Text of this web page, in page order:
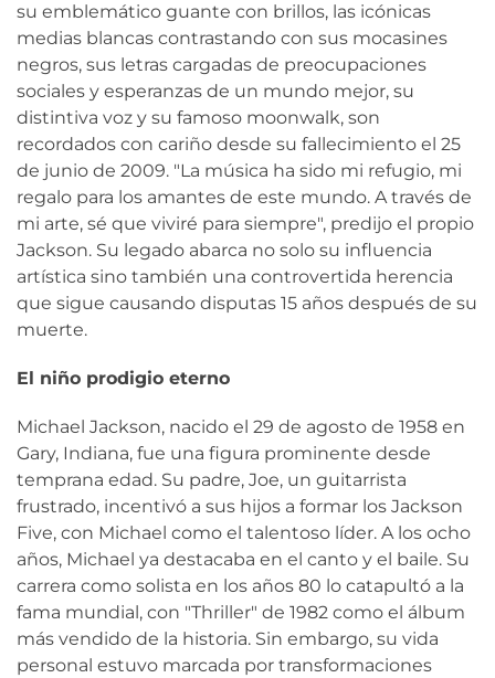
su emblemático guante con brillos, las icónicas
medias blancas contrastando con sus mocasines
negros, sus letras cargadas de preocupaciones
sociales y esperanzas de un mundo mejor, su
distintiva voz y su famoso moonwalk, son
recordados con cariño desde su fallecimiento el 25
de junio de 2009. "La música ha sido mi refugio, mi
regalo para los amantes de este mundo. A través de
mi arte, sé que viviré para siempre", predijo el propio
Jackson. Su legado abarca no solo su influencia
artística sino también una controvertida herencia
que sigue causando disputas 15 años después de su
muerte.
El niño prodigio eterno
Michael Jackson, nacido el 29 de agosto de 1958 en
Gary, Indiana, fue una figura prominente desde
temprana edad. Su padre, Joe, un guitarrista
frustrado, incentivó a sus hijos a formar los Jackson
Five, con Michael como el talentoso líder. A los ocho
años, Michael ya destacaba en el canto y el baile. Su
carrera como solista en los años 80 lo catapultó a la
fama mundial, con "Thriller" de 1982 como el álbum
más vendido de la historia. Sin embargo, su vida
personal estuvo marcada por transformaciones